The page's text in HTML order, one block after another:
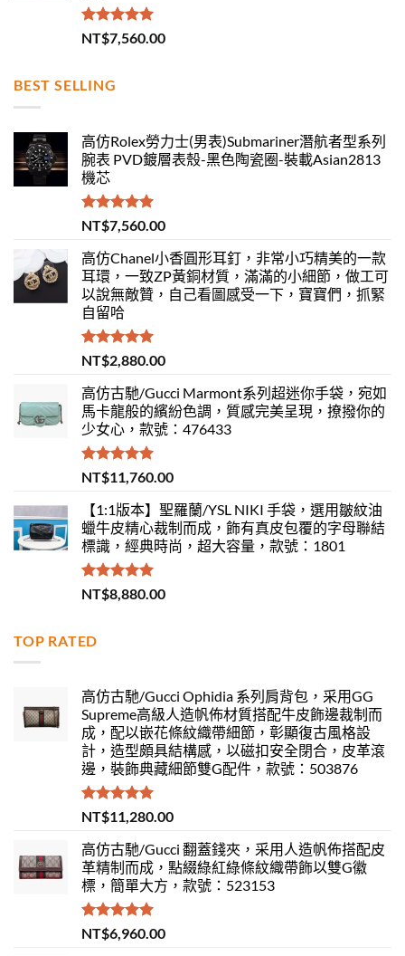
評分 5.00
滿分 5
NT$7,560.00
BEST SELLING
高仿Rolex勞力士(男表)Submariner潛航者型系列
腕表 PVD鍍層表殼-黑色陶瓷圈-裝載Asian2813
機芯
評分 5.00
滿分 5
NT$7,560.00
高仿Chanel小香圓形耳釘，非常小巧精美的一款
耳環，一致ZP黃銅材質，滿滿的小細節，做工可
以說無敵贊，自己看圖感受一下，寶寶們，抓緊
自留哈
評分 5.00
滿分 5
NT$2,880.00
高仿古馳/Gucci Marmont系列超迷你手袋，宛如
馬卡龍般的繽紛色調，質感完美呈現，撩撥你的
少女心，款號：476433
評分5.00
滿分 5
NT$11,760.00
【1:1版本】聖羅蘭/YSL NIKI 手袋，選用皺紋油
蠟牛皮精心裁制而成，飾有真皮包覆的字母聯結
標識，經典時尚，超大容量，款號：1801
評分 5.00
滿分 5
NT$8,880.00
TOP RATED
高仿古馳/Gucci Ophidia 系列肩背包，采用GG
Supreme高級人造帆佈材質搭配牛皮飾邊裁制而
成，配以嵌花條紋織帶細節，彰顯復古風格設
計，造型頗具結構感，以磁扣安全閉合，皮革滾
邊，裝飾典藏細節雙G配件，款號：503876
評分5.00
滿分 5
NT$11,280.00
高仿古馳/Gucci 翻蓋錢夾，采用人造帆佈搭配皮
革精制而成，點綴綠紅綠條紋織帶飾以雙G徽
標，簡單大方，款號：523153
評分 5.00
滿分 5
NT$6,960.00